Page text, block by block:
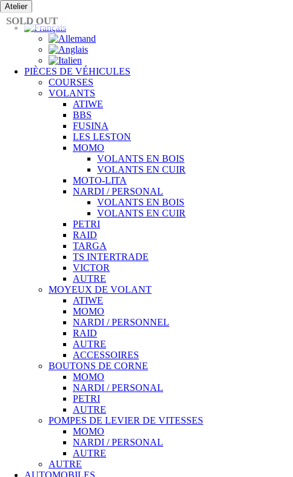
Passer
au
contenu
Atelier
PIÈCES DE VÉHICULES
COURSES
VOLANTS
ATIWE
BBS
FUSINA
LES LESTON
MOMO
VOLANTS EN BOIS
VOLANTS EN CUIR
MOTO-LITA
NARDI / PERSONAL
VOLANTS EN BOIS
VOLANTS EN CUIR
PETRI
RAID
TARGA
TS INTERTRADE
VICTOR
AUTRE
MOYEUX DE VOLANT
ATIWE
MOMO
NARDI / PERSONNEL
RAID
AUTRE
ACCESSOIRES
BOUTONS DE CORNE
MOMO
NARDI / PERSONAL
PETRI
AUTRE
POMPES DE LEVIER DE VITESSES
MOMO
NARDI / PERSONAL
AUTRE
AUTRE
AUTOMOBILES
SOLD OUT